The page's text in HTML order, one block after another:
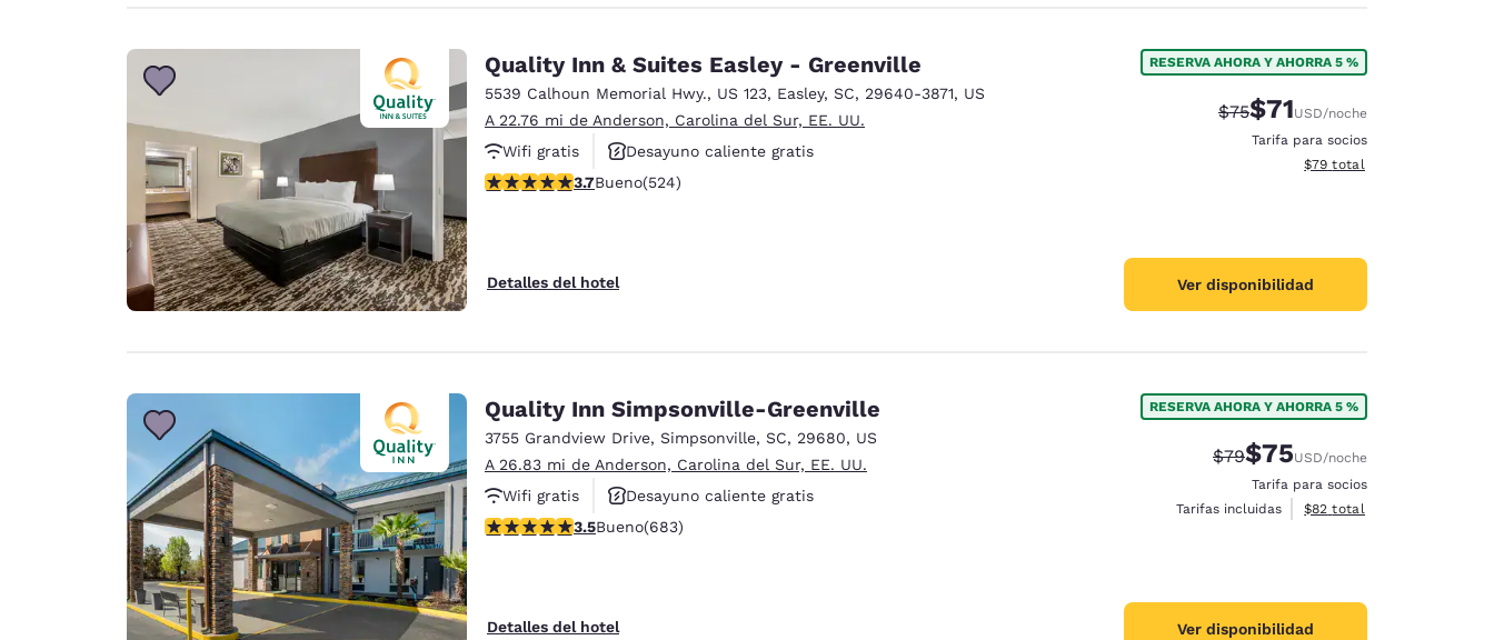
Quality Inn & Suites Easley - Greenville
5539 Calhoun Memorial Hwy., US 123, Easley, SC, 29640-3871, US
A 22.76 mi de Anderson, Carolina del Sur, EE. UU.
Wifi gratis
Desayuno caliente gratis
Hoteles que aceptan mascotas
calificación de 3.7 estrellas. Bueno. 524 reseñas
3.7Bueno(524)
Detalles del hotel
RESERVA AHORA Y AHORRA 5 %
Precio tachado:
$75Precio con descuento:
$71USD/noche
Tarifa para socios
Ver detalles del total
$79 total
Ver disponibilidad
Quality Inn Simpsonville-Greenville
3755 Grandview Drive, Simpsonville, SC, 29680, US
A 26.83 mi de Anderson, Carolina del Sur, EE. UU.
Wifi gratis
Desayuno caliente gratis
Hoteles que aceptan mascotas
calificación de 3.52 estrellas. Bueno. 683 reseñas
3.5Bueno(683)
Detalles del hotel
RESERVA AHORA Y AHORRA 5 %
Precio tachado:
$79Precio con descuento:
$75USD/noche
Tarifa para socios
Tarifas incluidas
Ver detalles del total
$82 total
Ver disponibilidad